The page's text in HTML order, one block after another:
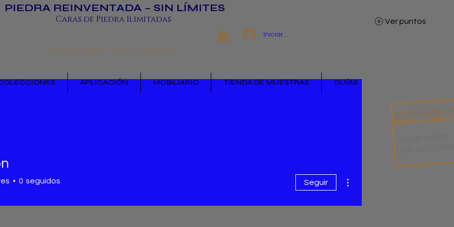
Iniciar sesión
PIEDRA REINVENTADA – SIN LÍMITES
Caras de Piedra Ilimitadas
lightweight stone panels
Ver puntos
APLICACIÓN MOBILIARIO TIENDA DE MUESTRAS GUÍAS
0 seguidos Seguir